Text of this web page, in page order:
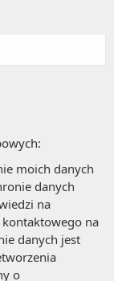
moich danych
danych
na
kontaktowego na
danych jest
o